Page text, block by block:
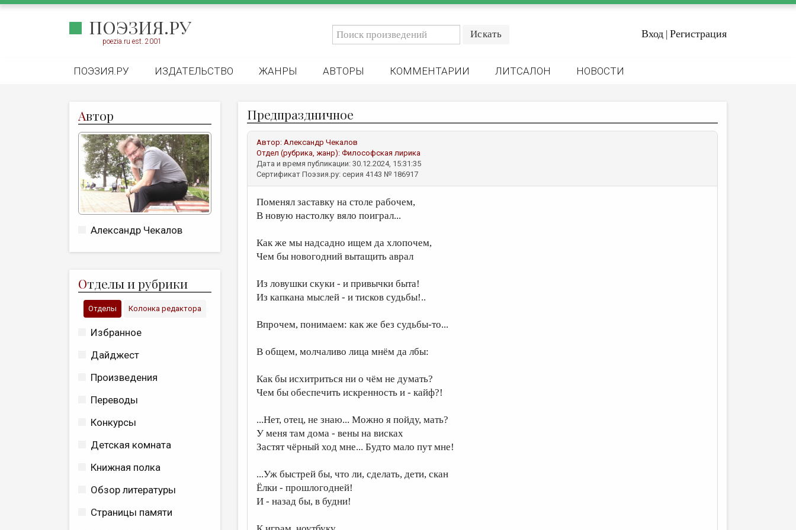
ПОЭЗИЯ.РУ
poezia.ru est. 2001
Вход | Регистрация
ПОЭЗИЯ.РУ ИЗДАТЕЛЬСТВО ЖАНРЫ АВТОРЫ КОММЕНТАРИИ ЛИТСАЛОН НОВОСТИ
Автор
Александр Чекалов
Отделы и рубрики
Отделы Колонка редактора
Избранное
Дайджест
Произведения
Переводы
Конкурсы
Детская комната
Книжная полка
Обзор литературы
Страницы памяти
Предпраздничное
Автор: Александр Чекалов
Отдел (рубрика, жанр): Философская лирика
Дата и время публикации: 30.12.2024, 15:31:35
Сертификат Поэзия.ру: серия 4143 № 186917
Поменял заставку на столе рабочем,
В новую настолку вяло поиграл...
Как же мы надсадно ищем да хлопочем,
Чем бы новогодний вытащить аврал
Из ловушки скуки - и привычки быта!
Из капкана мыслей - и тисков судьбы!..
Впрочем, понимаем: как же без судьбы-то...
В общем, молчаливо лица мнём да лбы:
Как бы исхитриться ни о чём не думать?
Чем бы обеспечить искренность и - кайф?!
...Нет, отец, не знаю... Можно я пойду, мать?
У меня там дома - вены на висках
Застят чёрный ход мне... Будто мало пут мне!
...Уж быстрей бы, что ли, сделать, дети, скан
Ёлки - прошлогодней!
И - назад бы, в будни!